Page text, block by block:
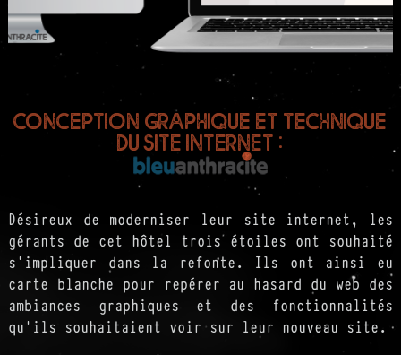
Conception graphique et technique
du site internet :
Désireux de moderniser leur site internet, les
gérants de cet hôtel trois étoiles ont souhaité
s'impliquer dans la refonte. Ils ont ainsi eu
carte blanche pour repérer au hasard du web des
ambiances graphiques et des fonctionnalités
qu'ils souhaitaient voir sur leur nouveau site.